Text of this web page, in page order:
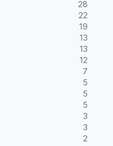
28
22
19
13
13
12
7
5
5
5
3
3
2